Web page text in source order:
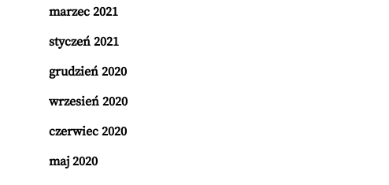
marzec 2021
styczeń 2021
grudzień 2020
wrzesień 2020
czerwiec 2020
maj 2020